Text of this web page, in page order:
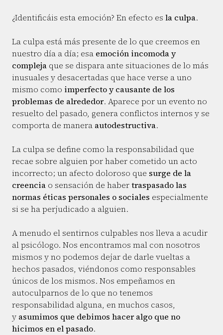
¿Identificáis esta emoción? En efecto es la culpa.
La culpa está más presente de lo que creemos en
nuestro día a día; esa emoción incomoda y
compleja que se dispara ante situaciones de lo más
inusuales y desacertadas que hace verse a uno
mismo como imperfecto y causante de los
problemas de alrededor. Aparece por un evento no
resuelto del pasado, genera conflictos internos y se
comporta de manera autodestructiva.
La culpa se define como la responsabilidad que
recae sobre alguien por haber cometido un acto
incorrecto; un afecto doloroso que surge de la
creencia o sensación de habertraspasado las
normas éticas personales o sociales especialmente
si se ha perjudicado a alguien.
A menudo el sentirnos culpables nos lleva a acudir
al psicólogo. Nos encontramos mal con nosotros
mismos y no podemos dejar de darle vueltas a
hechos pasados, viéndonos como responsables
únicos de los mismos. Nos empeñamos en
autoculparnos de lo que no tenemos
responsabilidad alguna, en muchos casos,
y asumimos que debimos hacer algo que no
hicimos en el pasado.